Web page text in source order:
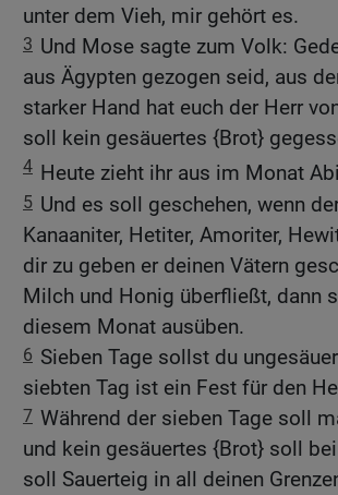
unter dem Vieh, mir gehört es.
3 Und Mose sagte zum Volk:
aus Ägypten gezogen seid, aus
starker Hand hat euch der Herr
soll kein gesäuertes {Brot}
4 Heute zieht ihr aus im Monat
5 Und es soll geschehen, wenn
Kanaaniter, Hetiter, Amoriter,
dir zu geben er deinen Vätern
Milch und Honig überfließt, dann
diesem Monat ausüben.
6 Sieben Tage sollst du
siebten Tag ist ein Fest für den
7 Während der sieben Tage soll
und kein gesäuertes {Brot} soll
soll Sauerteig in all deinen